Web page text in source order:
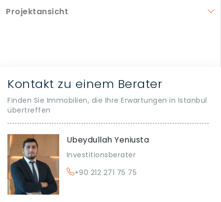
Projektansicht
Kontakt zu einem Berater
Finden Sie Immobilien, die Ihre Erwartungen in Istanbul
übertreffen
Ubeydullah Yeniusta
Investitionsberater
+90 212 271 75 75